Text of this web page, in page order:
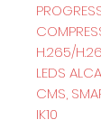
H.265/
LEDS
CMS,
IK10